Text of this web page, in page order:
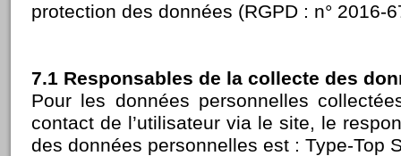
protection des données (RGPD : n° 2016-
7.1 Responsables de la collecte des
Pour les données personnelles
contact de l’utilisateur via le site, le
des données personnelles est : Type-Top